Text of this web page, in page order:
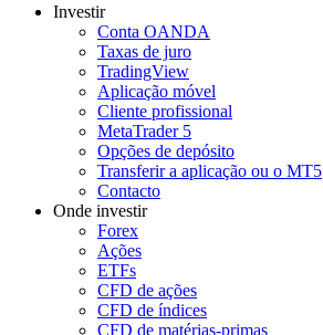
Investir
Conta OANDA
Taxas de juro
TradingView
Aplicação móvel
Cliente profissional
MetaTrader 5
Opções de depósito
Transferir a aplicação ou o MT5
Contacto
Onde investir
Forex
Ações
ETFs
CFD de ações
CFD de índices
CFD de matérias-primas